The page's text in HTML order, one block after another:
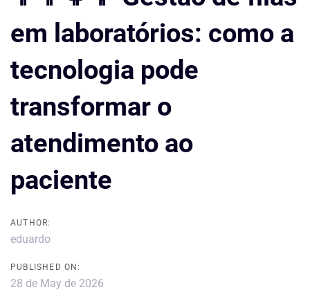
em laboratórios: como a
tecnologia pode
transformar o
atendimento ao
paciente
AUTHOR:
eduardo
PUBLISHED ON:
28 de May de 2026